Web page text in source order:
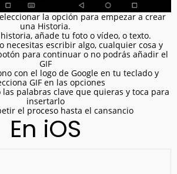
la opción para empezar a crear
una Historia.
añade tu foto o vídeo, o texto.
necesitas escribir algo, cualquier cosa y
para continuar o no podrás añadir el
GIF
con el logo de Google en tu teclado y
GIF en las opciones
las palabras clave que quieras y toca para
insertarlo
el proceso hasta el cansancio
En iOS